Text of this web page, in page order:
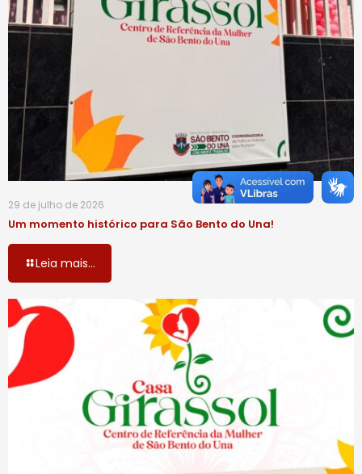
29 de julho de 2026
Um momento histórico para São Bento do Una!
Leia mais...